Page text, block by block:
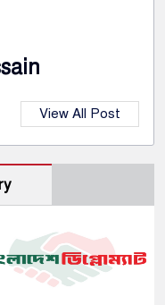
View All Post